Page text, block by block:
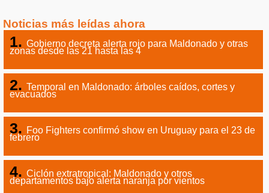
Noticias más leídas ahora
Gobierno decreta alerta rojo para Maldonado y otras
zonas desde las 21 hasta las 4
Temporal en Maldonado: árboles caídos, cortes y
evacuados
Foo Fighters confirmó show en Uruguay para el 23 de
febrero
Ciclón extratropical: Maldonado y otros
departamentos bajo alerta naranja por vientos